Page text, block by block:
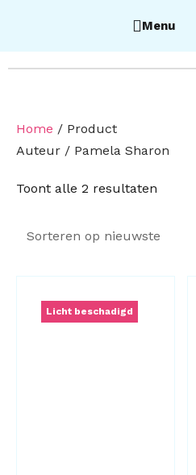
Home / Product
Auteur / Pamela Sharon
Toont alle 2 resultaten
Licht beschadigd
prijs